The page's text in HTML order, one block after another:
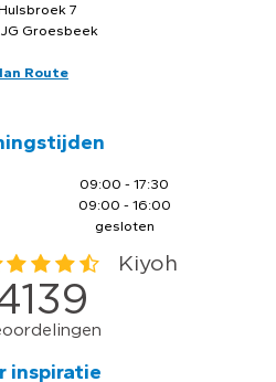
7
Groesbeek
Route
09:00 - 17:30
09:00 - 16:00
gesloten
inspiratie